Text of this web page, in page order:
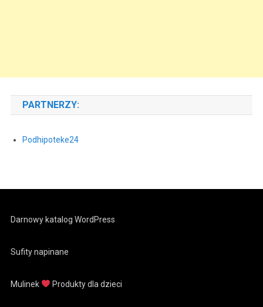
PARTNERZY:
Podhipoteke24
Darnowy katalog WordPress
Sufity napinane
Mulinek Produkty dla dzieci